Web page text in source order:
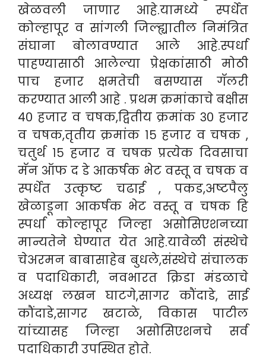
खेळवली जाणार आहे.यामध्ये स्पर्धेत
कोल्हापूर व सांगली जिल्ह्य़ातील निमंत्रित
संघाना बोलावण्यात आले आहे.स्पर्धा
पाहण्यासाठी आलेल्या प्रेक्षकांसाठी मोठी
पाच हजार क्षमतेची बसण्यास गॅलरी
करण्यात आली आहे . प्रथम क्रमांकाचे बक्षीस
४० हजार व चषक,द्वितीय क्रमांक ३० हजार
व चषक,तृतीय क्रमांक १५ हजार व चषक ,
चतुर्थ १५ हजार व चषक प्रत्येक दिवसाचा
मॅन ऑफ द डे आकर्षक भेट वस्तू व चषक व
स्पर्धेत उत्कृष्ट चढाई , पकड,अष्टपैलु
खेळाडूना आकर्षक भेट वस्तू व चषक हि
स्पर्धा कोल्हापूर जिल्हा असोसिएशनच्या
मान्यतेने घेण्यात येत आहे.यावेळी संस्थेचे
चेअरमन बाबासाहेब बुधले,संस्थेचे संचालक
व पदाधिकारी, नवभारत क्रिडा मंडळाचे
अध्यक्ष लखन घाटगे,सागर कौंदाडे, साई
कौंदाडे,सागर खटाळे, विकास पाटील
यांच्यासह जिल्हा असोसिएशनचे सर्व
पदाधिकारी उपस्थित होते.